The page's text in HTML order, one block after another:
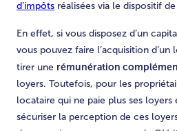
d’impôts réalisées via le dispositif
En effet, si vous disposez d’un
vous pouvez faire l’acquisition
tirer une rémunération
loyers. Toutefois, pour les
locataire qui ne paie plus ses loyers
sécuriser la perception de ces